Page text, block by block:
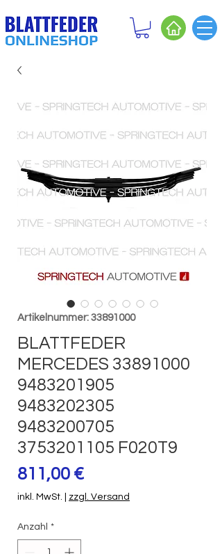
Artikelnummer: 33891000
BLATTFEDER
MERCEDES 33891000
9483201905
9483202305
9483200705
3753201105 F020T9
811,00 €Preis
inkl. MwSt. zzgl. Versand
Anzahl *